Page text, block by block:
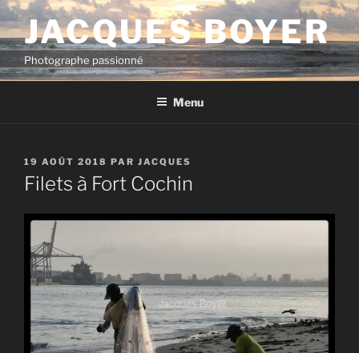
Aller
au
contenu
principal
JACQUES BOYER
Photographe passionné
Menu
PUBLIÉ
LE
19 AOÛT 2018 PAR JACQUES
Filets à Fort Cochin